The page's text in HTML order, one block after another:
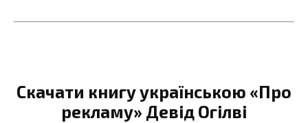
Скачати книгу українською «Про
рекламу» Девід Огілві